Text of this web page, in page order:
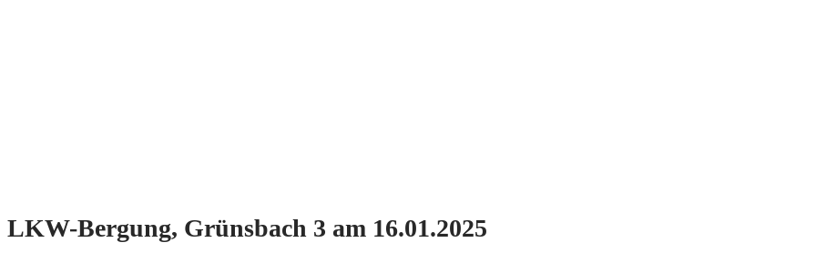
LKW-Bergung, Grünsbach 3 am 16.01.2025